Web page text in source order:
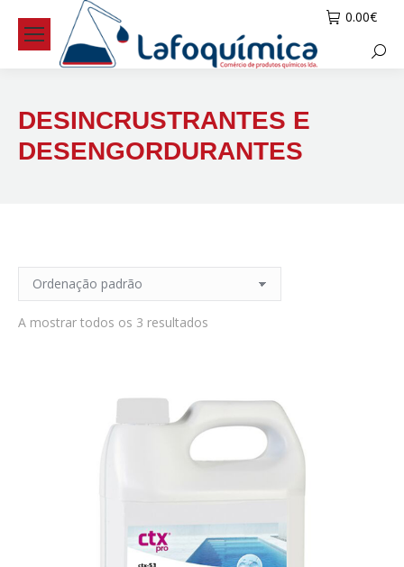
0.00€
DESINCRUSTRANTES E
DESENGORDURANTES
A mostrar todos os 3 resultados